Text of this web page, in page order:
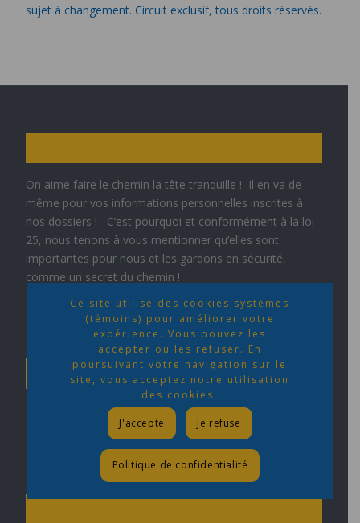
sujet à changement. Circuit exclusif, tous droits réservés.
On aime faire le chemin la tête tranquille ! Il en va de
même pour vos informations personnelles inscrites à
nos dossiers ! C’est pourquoi et conformément à la loi
25, nous tenons à vous mentionner qu’elles sont
importantes pour nous et les gardons en sécurité,
comme un secret du chemin !
LIRE LA SUITE >
CONDITONS GÉNÉRALES
• Conditions générales
Ce site utilise des cookies systèmes
(témoins) pour améliorer votre
expérience. Vous pouvez les
accepter ou les refuser. En
poursuivant votre navigation sur le
site, vous acceptez notre utilisation
des cookies.
J'accepte Je refuse
Politique de confidentialité